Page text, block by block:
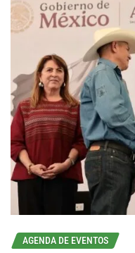
AGENDA DE EVENTOS